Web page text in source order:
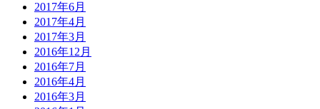
2017年6月
2017年4月
2017年3月
2016年12月
2016年7月
2016年4月
2016年3月